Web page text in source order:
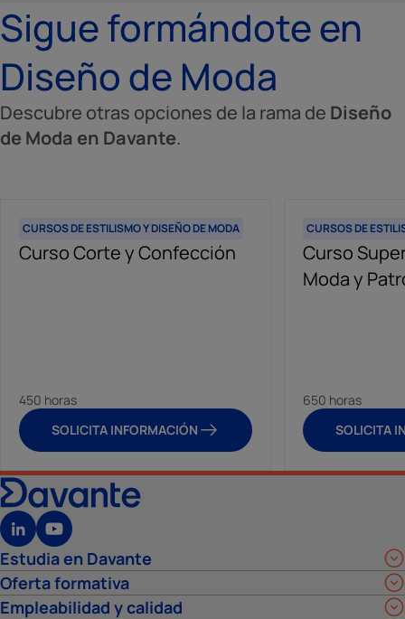
Sigue formándote en
Diseño de Moda
Descubre otras opciones de la rama de Diseño
de Moda en Davante.
CURSOS DE ESTILISMO Y DISEÑO DE MODA
Curso Corte y Confección
450 horas
SOLICITA INFORMACIÓN
CURSOS DE
Curso
Moda y
650 horas
SOLICITA
Estudia en Davante
Oferta formativa
Empleabilidad y calidad